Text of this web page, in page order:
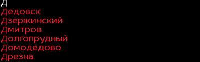
Д
Дедовск
Дзержинский
Дмитров
Долгопрудный
Домодедово
Дрезна